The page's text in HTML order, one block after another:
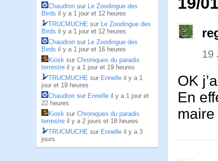
Chaudron sur Le Zoodingue des
Birds il y a 1 jour et 12 heures
TRUCMUCHE sur Le Zoodingue des
Birds il y a 1 jour et 12 heures
Chaudron sur Le Zoodingue des
Birds il y a 1 jour et 16 heures
Kiosk sur Chroniques du paradis
terrestre il y a 1 jour et 19 heures
TRUCMUCHE sur Ennelle il y a 1
jour et 19 heures
Chaudron sur Ennelle il y a 1 jour et
22 heures
Kiosk sur Chroniques du paradis
terrestre il y a 2 jours et 18 heures
TRUCMUCHE sur Ennelle il y a 3
jours
19
OK
En